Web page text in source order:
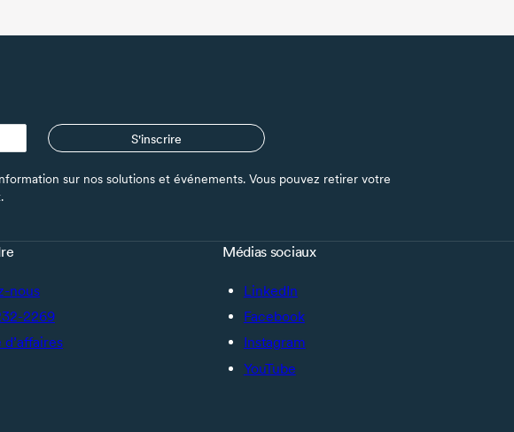
S'inscrire
sur nos solutions et événements. Vous pouvez retirer votre
nous
2269
Médias sociaux
LinkedIn
Facebook
Instagram
YouTube